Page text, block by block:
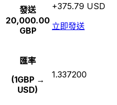
發送
20,000.00
GBP
+375.79 USD
立即發送
匯率
(1GBP →
USD)
1.337200